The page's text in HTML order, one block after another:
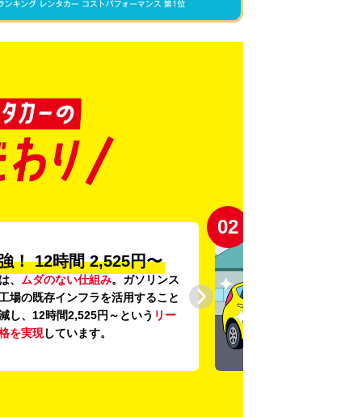
「安心・安全・清潔」
、 24項目の車両点検と車内外の清
。安心感と清潔感を感じていただ
こだわっています。
03